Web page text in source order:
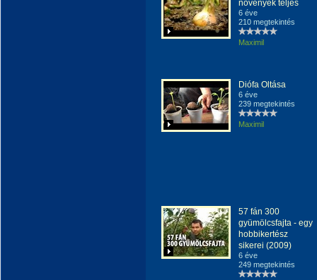
növények teljes
6 éve
210 megtekintés
Maximil
Diófa Oltása
6 éve
239 megtekintés
Maximil
57 fán 300
gyümölcsfajta - egy
hobbikertész
sikerei (2009)
6 éve
249 megtekintés